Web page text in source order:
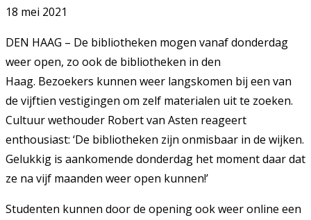
18 mei 2021
DEN HAAG – De bibliotheken mogen vanaf donderdag
weer open, zo ook de bibliotheken in den
Haag. Bezoekers kunnen weer langskomen bij een van
de vijftien vestigingen om zelf materialen uit te zoeken.
Cultuur wethouder Robert van Asten reageert
enthousiast: ‘De bibliotheken zijn onmisbaar in de wijken.
Gelukkig is aankomende donderdag het moment daar dat
ze na vijf maanden weer open kunnen!’
Studenten kunnen door de opening ook weer online een